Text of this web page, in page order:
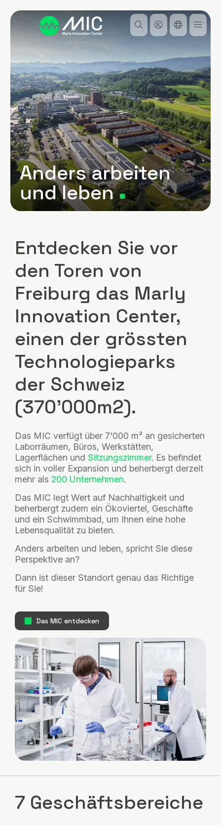
zum
Anders arbeiten
und leben
Image
Entdecken Sie vor
den Toren von
Freiburg das Marly
Innovation Center,
einen der grössten
Technologieparks
der Schweiz
(370'000m2).
Das MIC verfügt über 7'000 m² an gesicherten
Laborräumen, Büros, Werkstätten,
Lagerflächen und Sitzungszimmer. Es befindet
sich in voller Expansion und beherbergt derzeit
mehr als 200 Unternehmen.
Das MIC legt Wert auf Nachhaltigkeit und
beherbergt zudem ein Ökoviertel, Geschäfte
und ein Schwimmbad, um Ihnen eine hohe
Lebensqualität zu bieten.
Anders arbeiten und leben, spricht Sie diese
Perspektive an?
Dann ist dieser Standort genau das Richtige
für Sie!
Das MIC entdecken
Image
7 Geschäftsbereiche